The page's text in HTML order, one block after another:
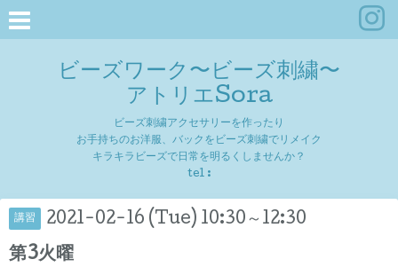
ビーズワーク〜ビーズ刺繍〜
アトリエSora
ビーズ刺繍アクセサリーを作ったり
お手持ちのお洋服、バックをビーズ刺繍でリメイク
キラキラビーズで日常を明るくしませんか？
tel :
講習 2021-02-16 (Tue) 10:30～12:30
第3火曜